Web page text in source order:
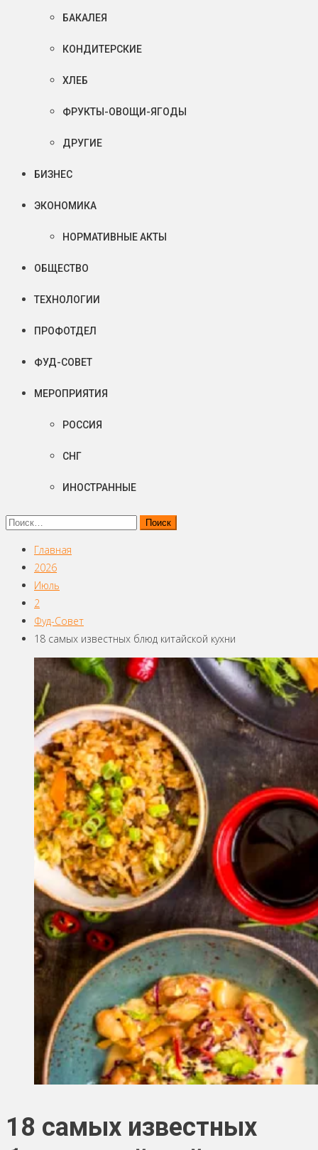
БАКАЛЕЯ
КОНДИТЕРСКИЕ
ХЛЕБ
ФРУКТЫ-ОВОЩИ-ЯГОДЫ
ДРУГИЕ
БИЗНЕС
ЭКОНОМИКА
НОРМАТИВНЫЕ АКТЫ
ОБЩЕСТВО
ТЕХНОЛОГИИ
ПРОФОТДЕЛ
ФУД-СОВЕТ
МЕРОПРИЯТИЯ
РОССИЯ
СНГ
ИНОСТРАННЫЕ
Найти:
Главная
2026
Июль
2
Фуд-Совет
18 самых известных блюд китайской кухни
18 самых известных